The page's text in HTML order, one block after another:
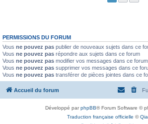
PERMISSIONS DU FORUM
Vous ne pouvez pas publier de nouveaux sujets dans ce
Vous ne pouvez pas répondre aux sujets dans ce forum
Vous ne pouvez pas modifier vos messages dans ce forum
Vous ne pouvez pas supprimer vos messages dans ce
Vous ne pouvez pas transférer de pièces jointes dans ce
Accueil du forum
Développé parphpBB® Forum Software ©
Traduction française officielle ©